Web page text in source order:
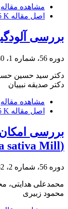
مشاهده مقاله
اصل مقاله K
بررسی
دوره 56، شماره 1، 1380
دکتر سید حسین
دکتر صدیقه نبییان
مشاهده مقاله
اصل مقاله K
بررسی امکان
(Castanea sativa Mill) در استان گیلان
دوره 56، شماره 2، 1382
محمدعلی هدایتی،
محمود زبیری